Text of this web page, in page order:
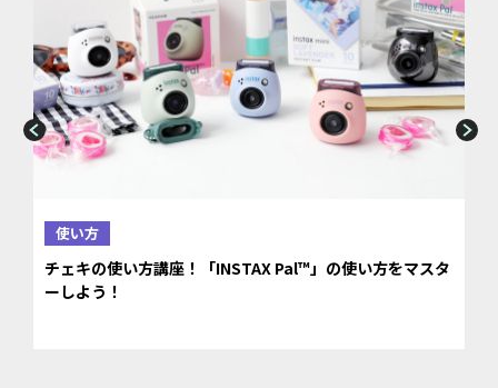
使い方
チェキの使い方講座！「INSTAX Pal™」の使い方をマスタ
ーしよう！